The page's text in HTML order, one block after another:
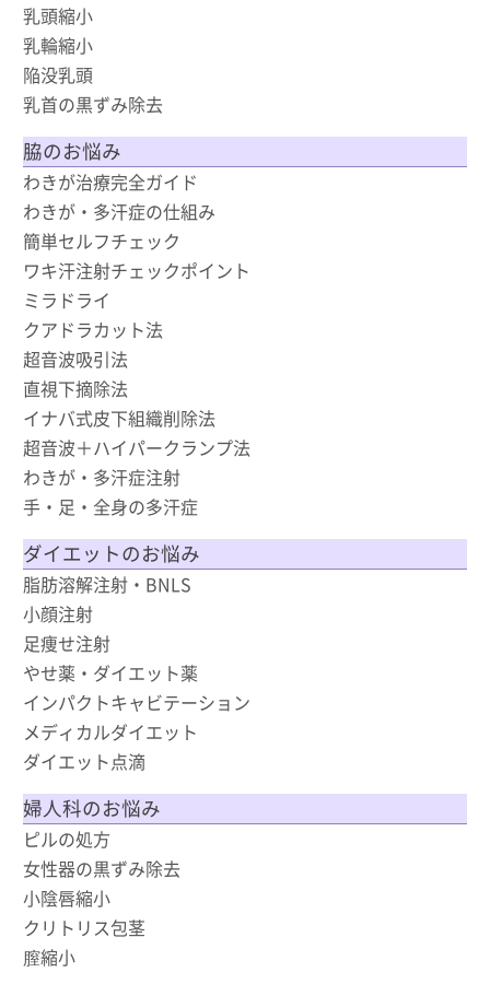
乳頭縮小
乳輪縮小
陥没乳頭
乳首の黒ずみ除去
脇のお悩み
わきが治療完全ガイド
わきが・多汗症の仕組み
簡単セルフチェック
ワキ汗注射チェックポイント
ミラドライ
クアドラカット法
超音波吸引法
直視下摘除法
イナバ式皮下組織削除法
超音波＋ハイパークランプ法
わきが・多汗症注射
手・足・全身の多汗症
ダイエットのお悩み
脂肪溶解注射・BNLS
小顔注射
足痩せ注射
やせ薬・ダイエット薬
インパクトキャビテーション
メディカルダイエット
ダイエット点滴
婦人科のお悩み
ピルの処方
女性器の黒ずみ除去
小陰唇縮小
クリトリス包茎
膣縮小